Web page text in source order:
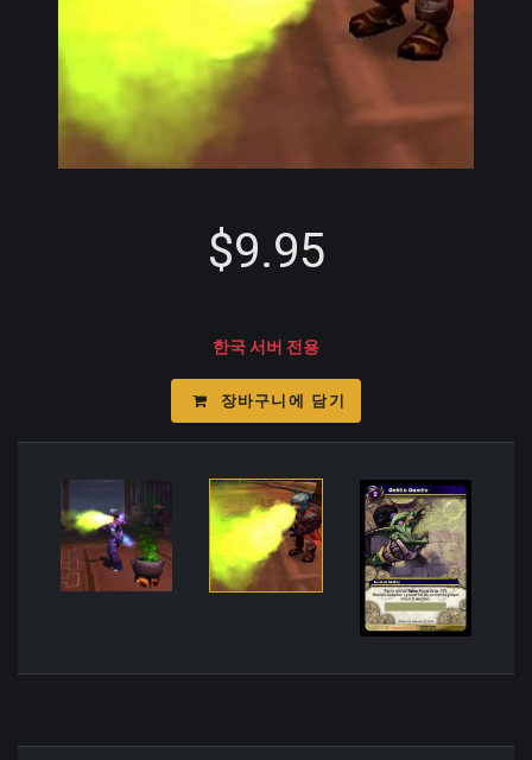
$9.95
한국 서버 전용
장바구니에 담기